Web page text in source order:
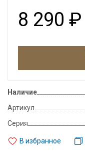
8 290 ₽
Наличие
Артикул
Серия
В избранное